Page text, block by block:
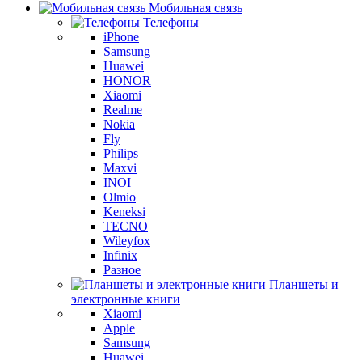
Мобильная связь
Телефоны
iPhone
Samsung
Huawei
HONOR
Xiaomi
Realme
Nokia
Fly
Philips
Maxvi
INOI
Olmio
Keneksi
TECNO
Wileyfox
Infinix
Разное
Планшеты и
электронные книги
Xiaomi
Apple
Samsung
Huawei